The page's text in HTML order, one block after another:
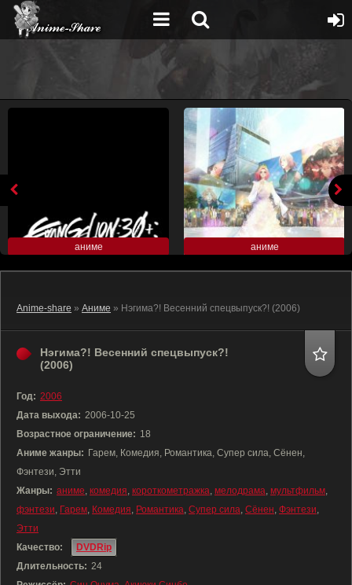
аниме аниме
Anime-share » Аниме » Нэгима?! Весенний спецвыпуск?! (2006)
Нэгима?! Весенний спецвыпуск?!
(2006)
Год: 2006
Дата выхода: 2006-10-25
Возрастное ограничение: 18
Аниме жанры: Гарем, Комедия, Романтика, Супер сила, Сёнен,
Фэнтези, Этти
Жанры: аниме, комедия, короткометражка, мелодрама, мультфильм,
фэнтези, Гарем, Комедия, Романтика, Супер сила, Сёнен, Фэнтези,
Этти
Качество:
DVDRip
Длительность: 24